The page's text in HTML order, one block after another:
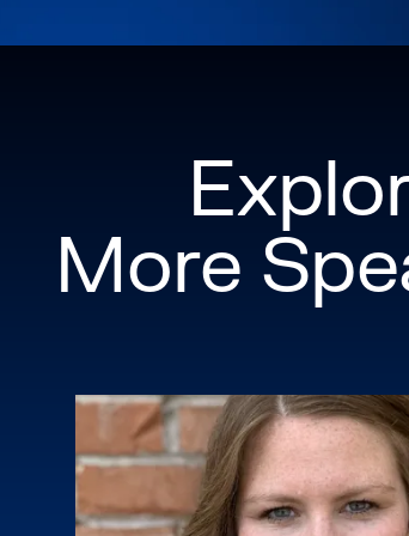
More